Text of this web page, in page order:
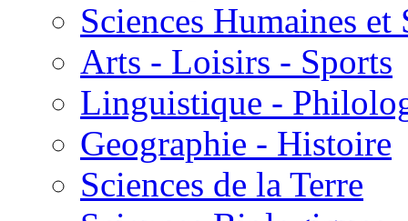
Sciences Humaines et
Arts - Loisirs - Sports
Linguistique -
Geographie - Histoire
Sciences de la Terre